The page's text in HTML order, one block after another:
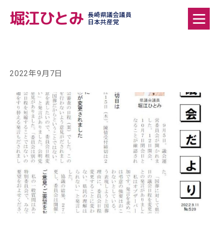
堀江ひとみ
長崎県議会議員
日本共産党
2022年9月7日